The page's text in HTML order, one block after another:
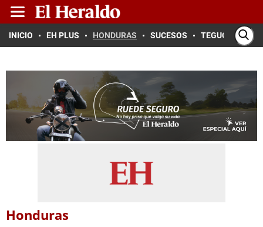
INICIO EH PLUS HONDURAS SUCESOS TEGUCIGALPA
Honduras